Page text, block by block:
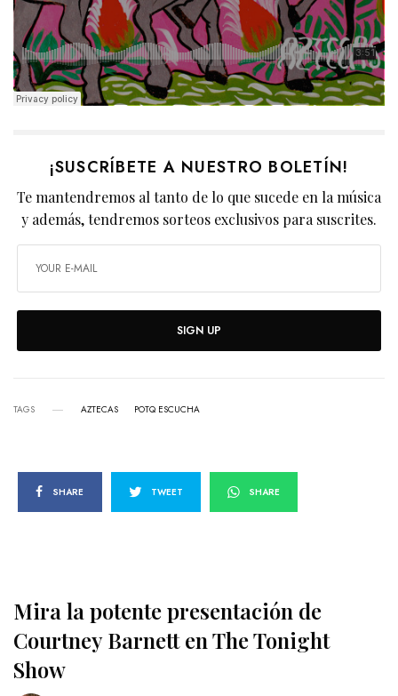
¡SUSCRÍBETE A NUESTRO BOLETÍN!
Te mantendremos al tanto de lo que sucede en la música
y además, tendremos sorteos exclusivos para suscrites.
SIGN UP
TAGS AZTECAS POTQ ESCUCHA
SHARE TWEET SHARE
Mira la potente presentación de
Courtney Barnett en The Tonight
Show